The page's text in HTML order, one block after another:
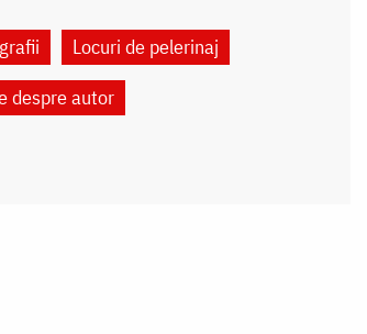
Locuri de pelerinaj
despre autor